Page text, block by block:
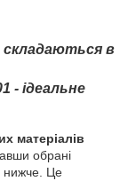
складаються в
- ідеальне
матеріалів
обрані
нижче. Це